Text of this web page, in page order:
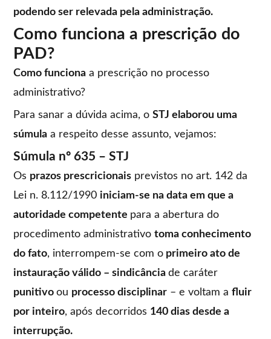
podendo ser relevada pela administração.
Como funciona a prescrição do
PAD?
Como funciona a prescrição no processo
administrativo?
Para sanar a dúvida acima, oSTJ elaborou uma
súmula a respeito desse assunto, vejamos:
Súmula nº 635 – STJ
Os prazos prescricionais previstos no art. 142 da
Lei n. 8.112/1990 iniciam-se na data em que a
autoridade competente para a abertura do
procedimento administrativotoma conhecimento
do fato, interrompem-se com o primeiro ato de
instauração válido – sindicânciade caráter
punitivoou processo disciplinar – e voltam afluir
por inteiro, após decorridos 140 dias desde a
interrupção.